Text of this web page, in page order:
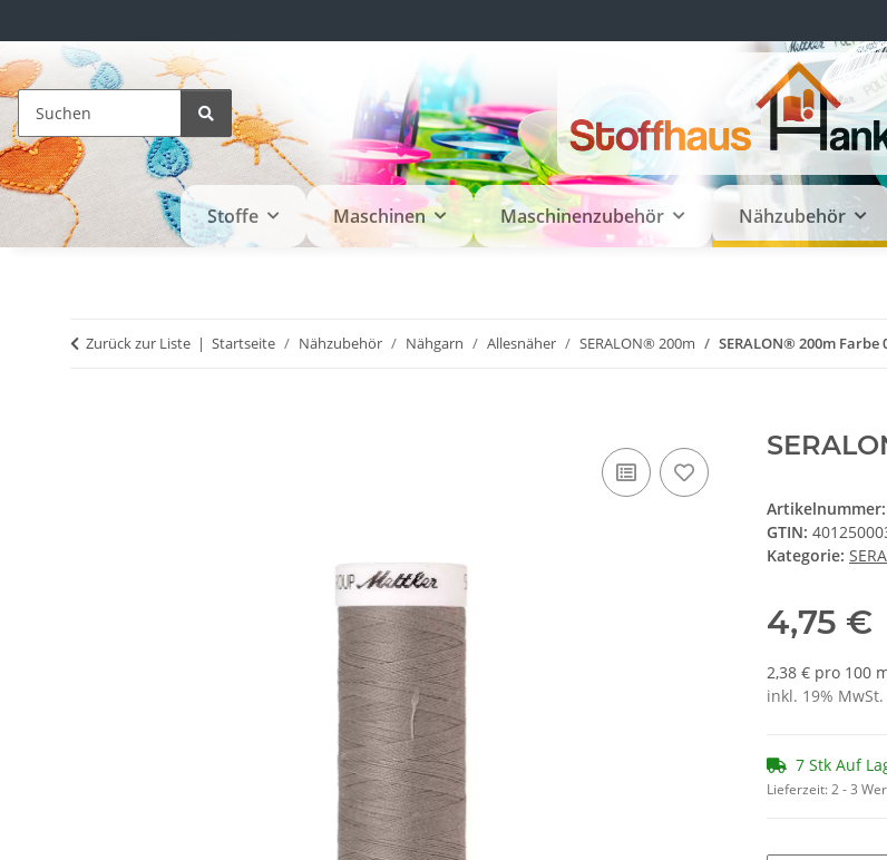
Stoffe Maschinen Maschinenzubehör Nähzubehör
Zurück zur Liste Startseite Nähzubehör Nähgarn Allesnäher SERALON® 200m SERALON® 200m Farbe
Artikelnummer:
GTIN:
Kategorie:
4,75 €
2,38 € pro 100
inkl. 19% MwSt.
7 Stk Auf
Lieferzeit:2 - 3